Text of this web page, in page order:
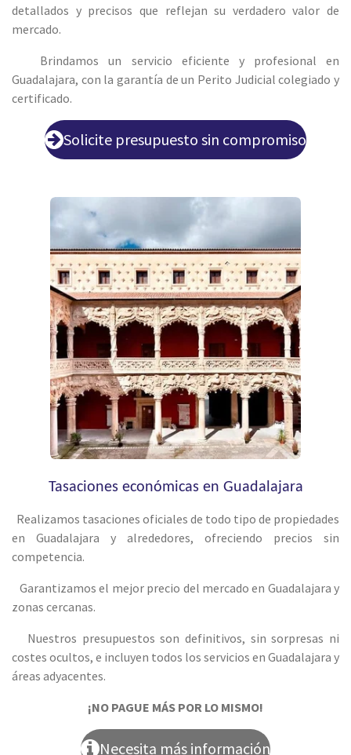
detallados y precisos que reflejan su verdadero valor de
mercado.
Brindamos un servicio eficiente y profesional en
Guadalajara, con la garantía de un Perito Judicial colegiado y
certificado.
Solicite presupuesto sin compromiso
Tasaciones económicas en Guadalajara
Realizamos tasaciones oficiales de todo tipo de propiedades
en Guadalajara y alrededores, ofreciendo precios sin
competencia.
Garantizamos el mejor precio del mercado en Guadalajara y
zonas cercanas.
Nuestros presupuestos son definitivos, sin sorpresas ni
costes ocultos, e incluyen todos los servicios en Guadalajara y
áreas adyacentes.
¡NO PAGUE MÁS POR LO MISMO!
Necesita más información